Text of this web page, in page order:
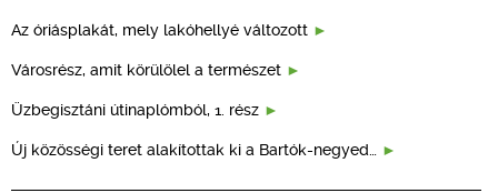
Az óriásplakát, mely lakóhellyé változott
Városrész, amit körülölel a természet
Üzbegisztáni útinaplómból, 1. rész
Új közösségi teret alakítottak ki a Bartók-negyed…